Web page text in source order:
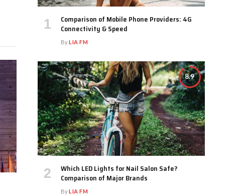
Comparison of Mobile Phone Providers: 4G
Connectivity & Speed
ByLIA FM
8.9
Which LED Lights for Nail Salon Safe?
Comparison of Major Brands
ByLIA FM